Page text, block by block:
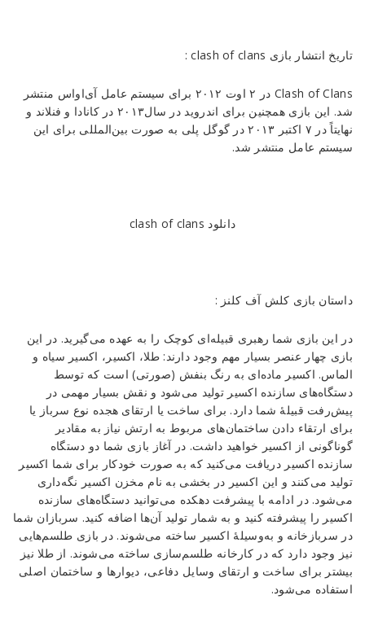
تاریخ انتشار بازی clash of clans :
Clash of Clans در ۲ اوت ۲۰۱۲ برای سیستم عامل آی‌اواس منتشر
شد. این بازی همچنین برای اندروید در سال۲۰۱۳ در کانادا و فنلاند و
نهایتاً در ۷ اکتبر ۲۰۱۳ در گوگل پلی به صورت بین‌المللی برای این
سیستم عامل منتشر شد.
دانلود clash of clans
داستان بازی کلش آف کلنز :
در این بازی شما رهبری قبیله‌ای کوچک را به عهده می‌گیرید. در این
بازی چهار عنصر بسیار مهم وجود دارند: طلا، اکسیر، اکسیر سیاه و
الماس. اکسیر ماده‌ای به رنگ بنفش (صورتی) است که توسط
دستگاه‌های سازنده اکسیر تولید می‌شود و نقش بسیار مهمی در
پیش‌رفت قبیلهٔ شما دارد. برای ساخت یا ارتقای هجده نوع سرباز یا
برای ارتقاء دادن ساختمان‌های مربوط به ارتش نیاز به مقادیر
گوناگونی از اکسیر خواهید داشت. در آغاز بازی شما دو دستگاه
سازنده اکسیر دریافت می‌کنید که به صورت خودکار برای شما اکسیر
تولید می‌کنند و این اکسیر در بخشی به نام مخزن اکسیر نگه‌داری
می‌شود. در ادامه با پیشرفت دهکده می‌توانید دستگاه‌های سازنده
اکسیر را پیشرفته کنید و به شمار تولید آن‌ها اضافه کنید. سربازان شما
در سربازخانه و به‌وسیلهٔ اکسیر ساخته می‌شوند. در بازی طلسم‌هایی
نیز وجود دارد که در کارخانه طلسم‌سازی ساخته می‌شوند. از طلا نیز
بیشتر برای ساخت و ارتقای وسایل دفاعی، دیوارها و ساختمان اصلی
استفاده می‌شود.